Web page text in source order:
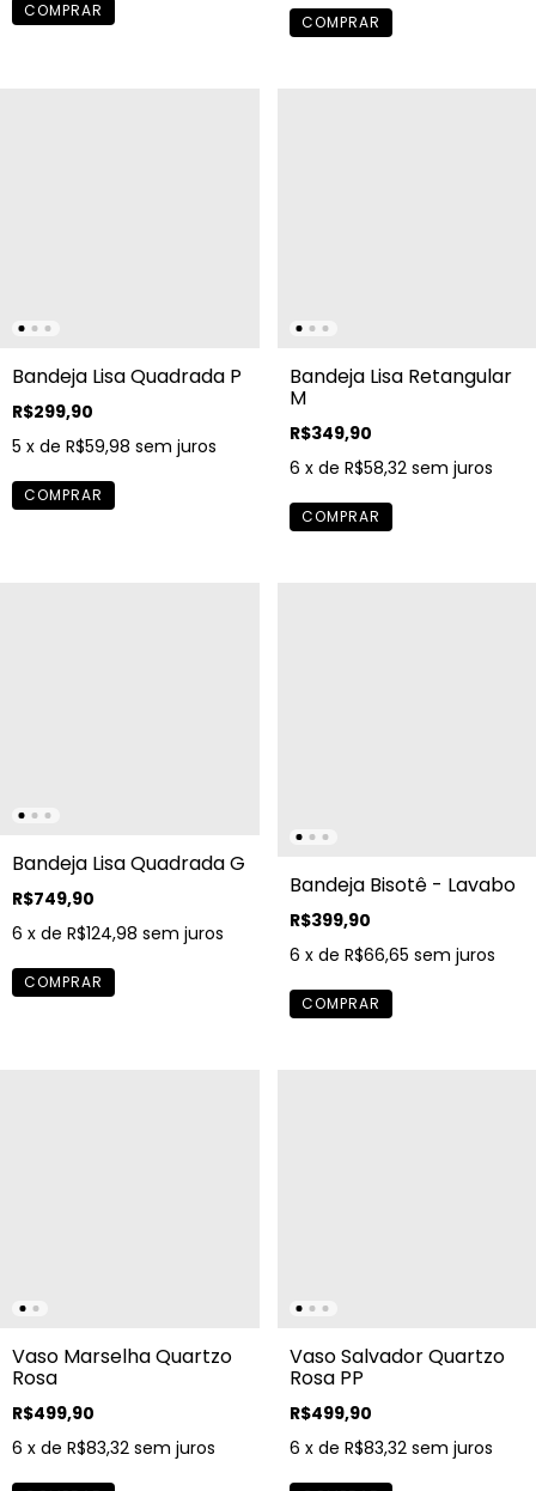
Bandeja Lisa Quadrada P
R$299,90
5 x de R$59,98 sem juros
Bandeja Lisa Retangular
M
R$349,90
6 x de R$58,32 sem juros
Bandeja Lisa Quadrada G
R$749,90
6 x de R$124,98 sem juros
Bandeja Bisotê - Lavabo
R$399,90
6 x de R$66,65 sem juros
Vaso Marselha Quartzo
Rosa
R$499,90
6 x de R$83,32 sem juros
Vaso Salvador Quartzo
Rosa PP
R$499,90
6 x de R$83,32 sem juros